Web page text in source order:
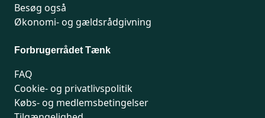
Besøg også
Økonomi- og gældsrådgivning
Forbrugerrådet Tænk
FAQ
Cookie- og privatlivspolitik
Købs- og medlemsbetingelser